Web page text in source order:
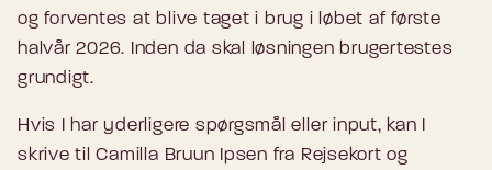
og forventes at blive taget i brug i løbet af første
halvår 2026. Inden da skal løsningen brugertestes
grundigt.
Hvis I har yderligere spørgsmål eller input, kan I
skrive til Camilla Bruun Ipsen fra Rejsekort og